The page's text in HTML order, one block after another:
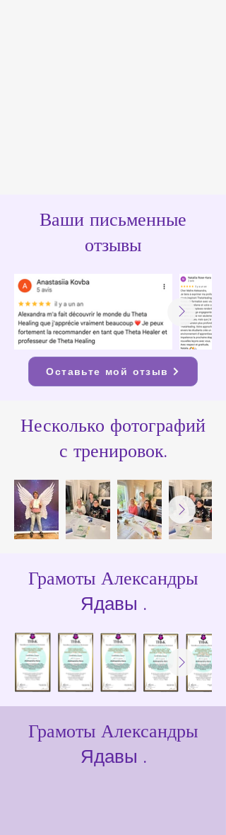
Ваши письменные
отзывы
Оставьте мой отзыв
Несколько фотографий
с тренировок.
Грамоты Александры
Ядавы .
Грамоты Александры
Ядавы .